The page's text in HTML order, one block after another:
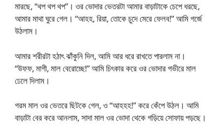
মারছে, “থপ থপ থপ”। ওর ভোদার ভেতরটা আমার বাড়াটাকে চেপে ধরছে,
আমার মাথা ঘুরে গেল। “আহহ, রিয়া, তোকে চুদে মেরে ফেলব!” আমি গর্জে
উঠলাম।
আমার শরীরটা হঠাৎ ঝাঁকুনি দিল, আমি আর ধরে রাখতে পারলাম না।
“উফফ, মাগী, মাল বেরোচ্ছে!” আমি চিৎকার করে ওর ভোদার গভীরে মাল
ঢেলে দিলাম।
গরম মাল ওর ভেতরে ছিটকে গেল, ও “আহহহ!” করে কেঁপে উঠল। আমি
বাড়াটা বের করে আনলাম, সাদা মাল ওর ভোদা থেকে গড়িয়ে সোফায় পড়ছে।